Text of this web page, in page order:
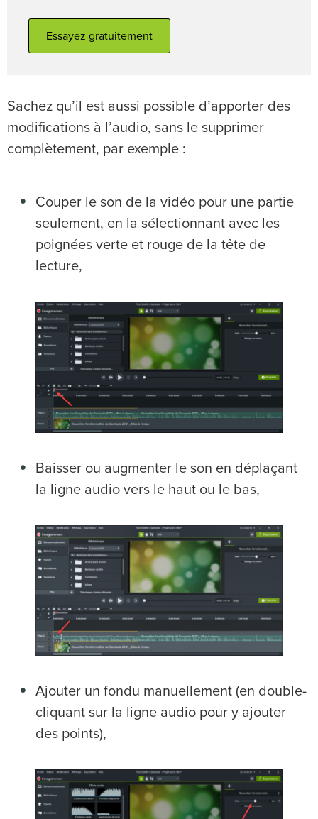
Essayez gratuitement
Sachez qu’il est aussi possible d’apporter des
modifications à l’audio, sans le supprimer
complètement, par exemple :
Couper le son de la vidéo pour une partie
seulement, en la sélectionnant avec les
poignées verte et rouge de la tête de
lecture,
Baisser ou augmenter le son en déplaçant
la ligne audio vers le haut ou le bas,
Ajouter un fondu manuellement (en double-
cliquant sur la ligne audio pour y ajouter
des points),